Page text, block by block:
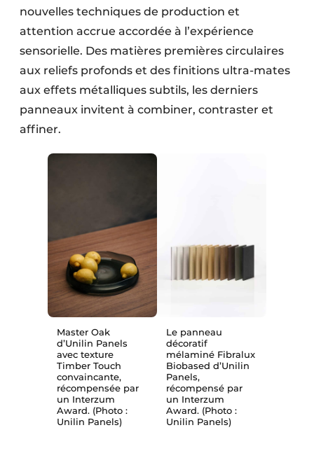
nouvelles techniques de production et
attention accrue accordée à l’expérience
sensorielle. Des matières premières circulaires
aux reliefs profonds et des finitions ultra-mates
aux effets métalliques subtils, les derniers
panneaux invitent à combiner, contraster et
affiner.
Master Oak
d’Unilin Panels
avec texture
Timber Touch
convaincante,
récompensée par
un Interzum
Award. (Photo :
Unilin Panels)
Le panneau
décoratif
mélaminé Fibralux
Biobased d’Unilin
Panels,
récompensé par
un Interzum
Award. (Photo :
Unilin Panels)